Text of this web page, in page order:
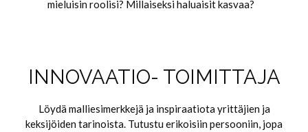
mieluisin roolisi? Millaiseksi haluaisit kasvaa?
INNOVAATIO- TOIMITTAJA
Löydä malliesimerkkejä ja inspiraatiota yrittäjien ja
keksijöiden tarinoista. Tutustu erikoisiin persooniin, jopa